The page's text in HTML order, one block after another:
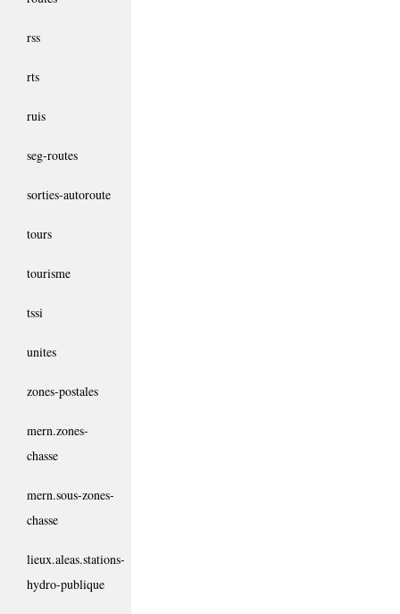
rss
rts
ruis
seg-routes
sorties-autoroute
tours
tourisme
tssi
unites
zones-postales
mern.zones-
chasse
mern.sous-zones-
chasse
lieux.aleas.stations-
hydro-publique